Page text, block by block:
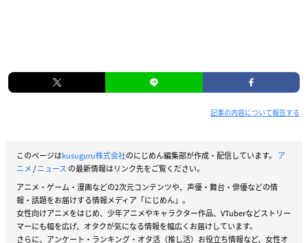
記事の内容について報告する
このページはkusuguru株式会社のにじめん編集部が作成・配信しています。 ア
ニメ/ニュース の最新情報はリンク先をご覧ください。
アニメ・ゲーム・漫画などの2次元コンテンツや、声優・舞台・俳優などの情
報・話題をお届けする情報メディア「にじめん」。
女性向けアニメをはじめ、少年アニメやキャラクター作品、VTuberなどストリー
マーにも幅を広げ、オタクが気になる情報を幅広くお届けしています。
さらに、アンケート・ランキング・オタ活（推し活）お役立ち情報など、女性オ